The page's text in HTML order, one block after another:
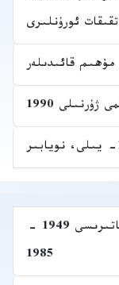
ئورۇنلىرى
قائىدىلەر
1990
شىنجاڭ مىنبىڭلىرى چوڭ ئىشلار خاتىرىسى 1949 -
1985